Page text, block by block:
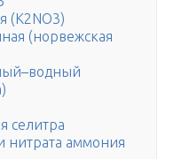
(K2NO3)
(норвежская
селитра
нитрата аммония